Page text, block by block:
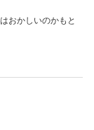
おかしいのかもと